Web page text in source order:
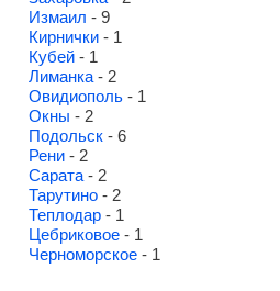
Измаил - 9
Кирнички - 1
Кубей - 1
Лиманка - 2
Овидиополь - 1
Окны - 2
Подольск - 6
Рени - 2
Сарата - 2
Тарутино - 2
Теплодар - 1
Цебриковое - 1
Черноморское - 1